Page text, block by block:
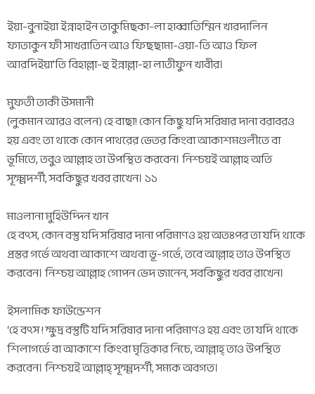
ইয়া-বুনাইয়া ইন্নাহাইন তাকুমিছকা-লা হাব্বাতিম্মিন খারদালিন
ফাতাকুন ফী সাখরাতিন আও ফিছছামা-ওয়া-তি আও ফিল
আরদিইয়া’তি বিহাল্লা-হু ইন্নাল্লা-হা লাতীফুন খাবীর।
মুফতী তাকী উসমানী
(লুকমান আরও বলেন) হে বাছা! কোন কিছু যদি সরিষার দানা বরাবরও
হয় এবং তা থাকে কোন পাথরের ভেতর কিংবা আকাশমণ্ডলীতে বা
ভূমিতে, তবুও আল্লাহ তা উপস্থিত করবেন। নিশ্চয়ই আল্লাহ অতি
সূক্ষ্মদর্শী, সবকিছুর খবর রাখেন। ১১
মাওলানা মুহিউদ্দিন খান
হে বৎস, কোন বস্তু যদি সরিষার দানা পরিমাণও হয় অতঃপর তা যদি থাকে
প্রস্তর গর্ভে অথবা আকাশে অথবা ভূ-গর্ভে, তবে আল্লাহ তাও উপস্থিত
করবেন। নিশ্চয় আল্লাহ গোপন ভেদ জানেন, সবকিছুর খবর রাখেন।
ইসলামিক ফাউন্ডেশন
‘হে বৎস ! ক্ষুদ্র বস্তুটি যদি সরিষার দানা পরিমাণও হয় এবং তা যদি থাকে
শিলাগর্ভে বা আকাশে কিংবা মৃত্তিকার নিচে, আল্লাহ্ তাও উপস্থিত
করবেন। নিশ্চয়ই আল্লাহ্ সূক্ষ্মদর্শী, সম্যক অবগত।